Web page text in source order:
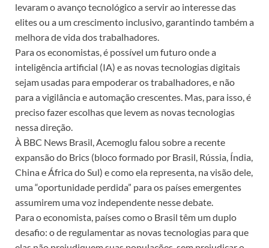
levaram o avanço tecnológico a servir ao interesse das
elites ou a um crescimento inclusivo, garantindo também a
melhora de vida dos trabalhadores.
Para os economistas, é possível um futuro onde a
inteligência artificial (IA) e as novas tecnologias digitais
sejam usadas para empoderar os trabalhadores, e não
para a vigilância e automação crescentes. Mas, para isso, é
preciso fazer escolhas que levem as novas tecnologias
nessa direção.
À BBC News Brasil, Acemoglu falou sobre a recente
expansão do Brics (bloco formado por Brasil, Rússia, Índia,
China e África do Sul) e como ela representa, na visão dele,
uma “oportunidade perdida” para os países emergentes
assumirem uma voz independente nesse debate.
Para o economista, países como o Brasil têm um duplo
desafio: o de regulamentar as novas tecnologias para que